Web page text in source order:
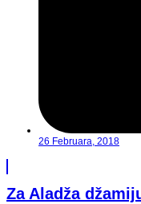
26 Februara, 2018
Za Aladža